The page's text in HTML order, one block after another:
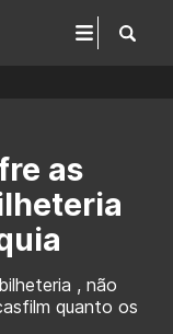
as
, não
quanto os